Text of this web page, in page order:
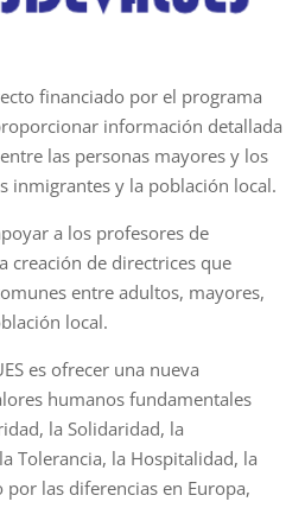
financiado por el programa
información detallada
las personas mayores y los
inmigrantes y la población local.
a los profesores de
creación de directrices que
entre adultos, mayores,
local.
es ofrecer una nueva
humanos fundamentales
la Solidaridad, la
Tolerancia, la Hospitalidad, la
por las diferencias en Europa,